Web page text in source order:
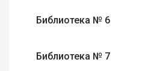
Библиотека № 6
Библиотека № 7